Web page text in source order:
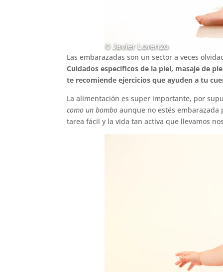
Las embarazadas son un sector a veces
Cuidados específicos de la piel, masaje de
te recomiende ejercicios que ayuden a tu
La alimentación es super importante, por
como un bombo aunque no estés embarazada
tarea fácil y la vida tan activa que llevamos